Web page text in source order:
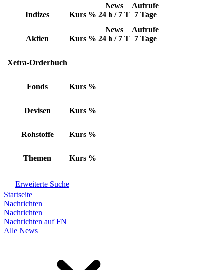
Indizes Kurs %
News
24 h / 7 T
Aufrufe
7 Tage
Aktien Kurs %
News
24 h / 7 T
Aufrufe
7 Tage
Xetra-Orderbuch
Fonds Kurs %
Devisen Kurs %
Rohstoffe Kurs %
Themen Kurs %
Erweiterte Suche
Startseite
Nachrichten
Nachrichten
Nachrichten auf FN
Alle News